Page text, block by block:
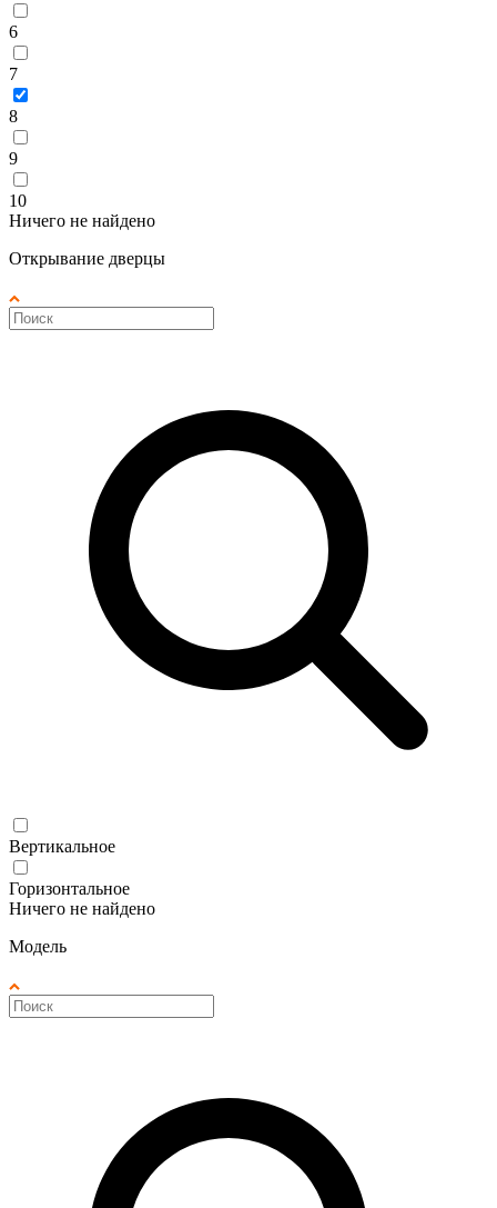
6
7
8
9
10
Ничего не найдено
Открывание дверцы
Вертикальное
Горизонтальное
Ничего не найдено
Модель